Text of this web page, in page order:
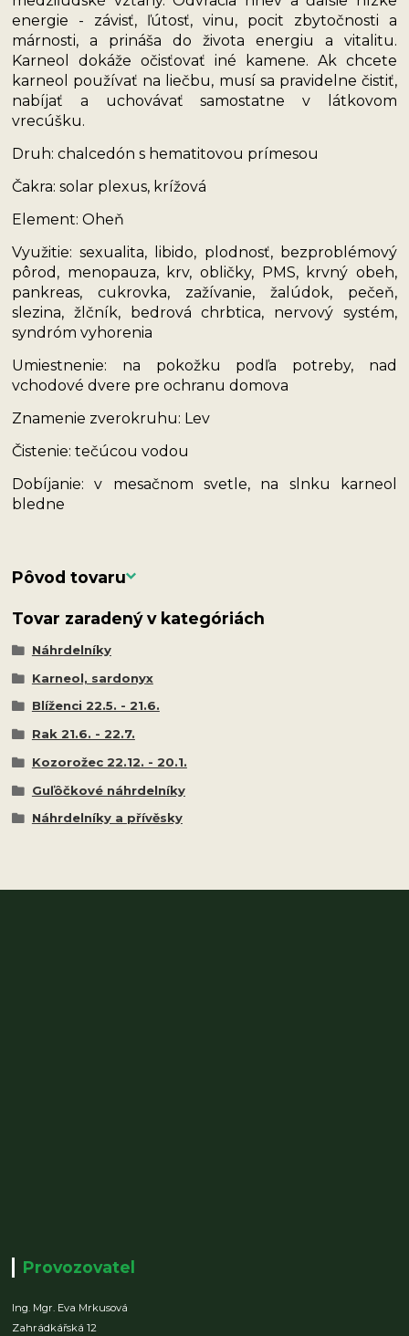
energie - závisť, ľútosť, vinu, pocit zbytočnosti a
márnosti, a prináša do života energiu a vitalitu.
Karneol dokáže očisťovať iné kamene. Ak chcete
karneol používať na liečbu, musí sa pravidelne čistiť,
nabíjať a uchovávať samostatne v látkovom
vrecúšku.
Druh: chalcedón s hematitovou prímesou
Čakra: solar plexus, krížová
Element: Oheň
Využitie: sexualita, libido, plodnosť, bezproblémový
pôrod, menopauza, krv, obličky, PMS, krvný obeh,
pankreas, cukrovka, zažívanie, žalúdok, pečeň,
slezina, žlčník, bedrová chrbtica, nervový systém,
syndróm vyhorenia
Umiestnenie: na pokožku podľa potreby, nad
vchodové dvere pre ochranu domova
Znamenie zverokruhu: Lev
Čistenie: tečúcou vodou
Dobíjanie: v mesačnom svetle, na slnku karneol
bledne
Pôvod tovaru
Tovar zaradený v kategóriách
Náhrdelníky
Karneol, sardonyx
Blíženci 22.5. - 21.6.
Rak 21.6. - 22.7.
Kozorožec 22.12. - 20.1.
Guľôčkové náhrdelníky
Náhrdelníky a přívěsky
Provozovatel
Ing. Mgr. Eva Mrkusová
Zahrádkářská 12